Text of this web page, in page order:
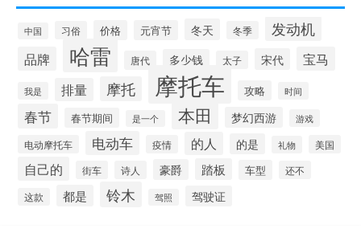
中国 习俗 价格 元宵节 冬天 冬季 发动机
品牌 哈雷 唐代 多少钱 太子 宋代 宝马
我是 排量 摩托 摩托车 攻略 时间
春节 春节期间 是一个 本田 梦幻西游 游戏
电动摩托车 电动车 疫情 的人 的是 礼物 美国
自己的 街车 诗人 豪爵 踏板 车型 还不
这款 都是 铃木 驾照 驾驶证